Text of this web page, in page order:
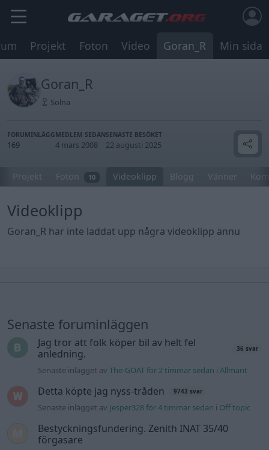
Projekt Foton Video Goran_R Min sida
Goran_R
Solna
FORUMINLÄGG
169
MEDLEM SEDAN
4 mars 2008
SENASTE BESÖKET
22 augusti 2025
Projekt Foton 10 Videoklipp Blogg Vänner
Videoklipp
Goran_R har inte laddat upp några videoklipp ännu
Senaste foruminläggen
Jag tror att folk köper bil av helt fel
anledning.
36 svar
Senaste inlägget avThe-GOAT för 2 timmar sedan iAllmänt
Detta köpte jag nyss-tråden 9743 svar
Senaste inlägget av Jesper328 för 4 timmar sedan i Off topic
Bestyckningsfundering. Zenith INAT 35/40
förgasare